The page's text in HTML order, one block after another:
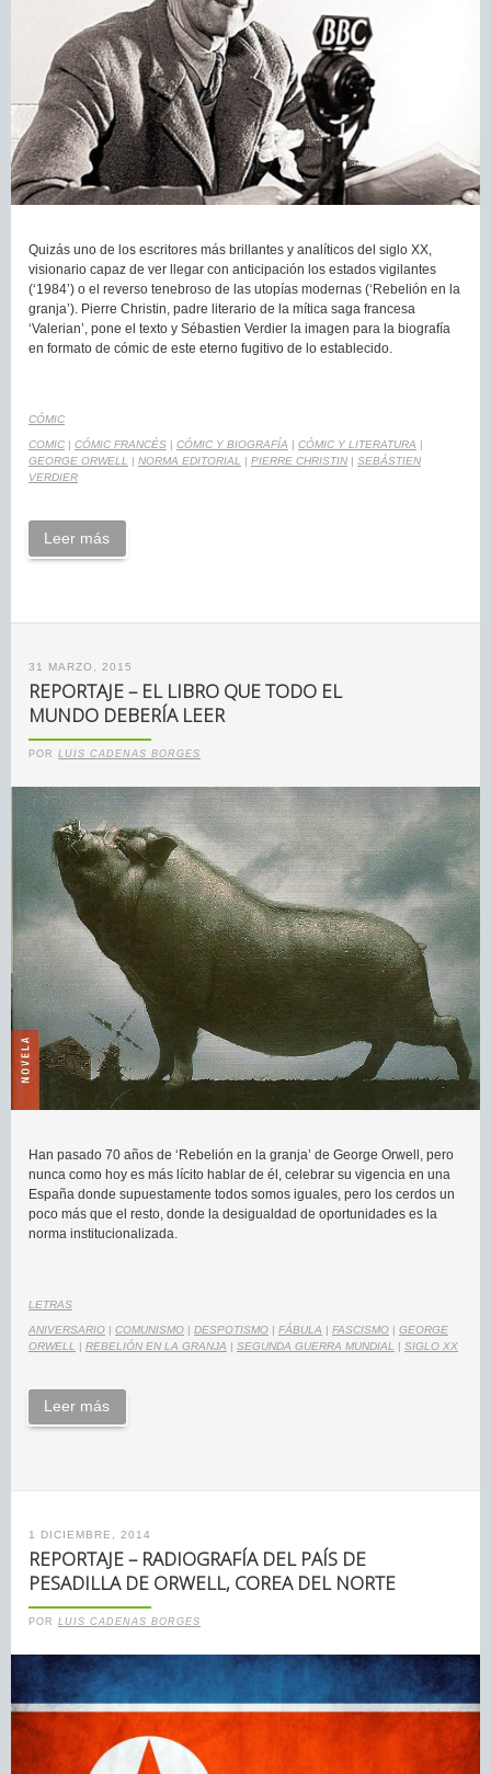
Quizás uno de los escritores más brillantes y analíticos del siglo XX,
visionario capaz de ver llegar con anticipación los estados vigilantes
(‘1984’) o el reverso tenebroso de las utopías modernas (‘Rebelión en la
granja’). Pierre Christin, padre literario de la mítica saga francesa
‘Valerian’, pone el texto y Sébastien Verdier la imagen para la biografía
en formato de cómic de este eterno fugitivo de lo establecido.
CÓMIC
COMIC | CÓMIC FRANCÉS | CÓMIC Y BIOGRAFÍA | CÓMIC Y LITERATURA |
GEORGE ORWELL
| NORMA EDITORIAL | PIERRE CHRISTIN | SEBÁSTIEN
VERDIER
Leer más
31 MARZO, 2015
REPORTAJE – EL LIBRO QUE TODO EL
MUNDO DEBERÍA LEER
POR LUIS CADENAS BORGES
Han pasado 70 años de ‘Rebelión en la granja’ de George Orwell, pero
nunca como hoy es más lícito hablar de él, celebrar su vigencia en una
España donde supuestamente todos somos iguales, pero los cerdos un
poco más que el resto, donde la desigualdad de oportunidades es la
norma institucionalizada.
LETRAS
ANIVERSARIO | COMUNISMO | DESPOTISMO | FÁBULA | FASCISMO | GEORGE
ORWELL
| REBELIÓN EN LA GRANJA | SEGUNDA GUERRA MUNDIAL | SIGLO XX
Leer más
1 DICIEMBRE, 2014
REPORTAJE – RADIOGRAFÍA DEL PAÍS DE
PESADILLA DE ORWELL, COREA DEL NORTE
POR LUIS CADENAS BORGES